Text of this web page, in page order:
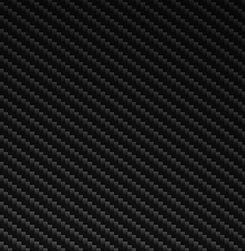
produktsidan